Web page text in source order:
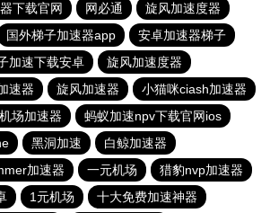
下载官网
网必通
旋风加速度器
国外梯子加速器app
安卓加速器梯子
加速下载安卓
旋风加速度器
速器 旋风加速器
小猫咪ciash加速器
场加速器
蚂蚁加速npv下载官网ios
黑洞加速
白鲸加速器
加速器 一元机场
猎豹nvp加速器
1元机场 十大免费加速神器